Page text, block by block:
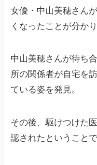
女優・中山美穂さん
くなったことが分かり
中山美穂さんが待ち
所の関係者が自宅を
ている姿を発見。
その後、駆けつけた
認されたということで